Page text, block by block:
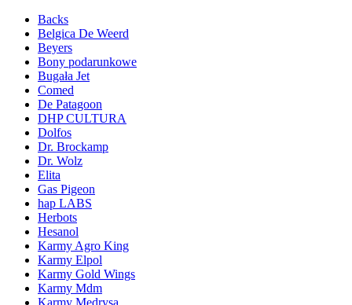
Backs
Belgica De Weerd
Beyers
Bony podarunkowe
Bugała Jet
Comed
De Patagoon
DHP CULTURA
Dolfos
Dr. Brockamp
Dr. Wolz
Elita
Gas Pigeon
hap LABS
Herbots
Hesanol
Karmy Agro King
Karmy Elpol
Karmy Gold Wings
Karmy Mdm
Karmy Mędrysa